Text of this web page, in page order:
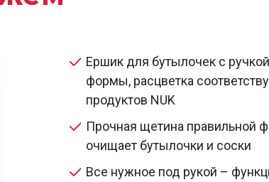
Ершик для бутылочек с
формы, расцветка
продуктов NUK
Прочная щетина правильной
очищает бутылочки и соски
Все нужное под рукой –